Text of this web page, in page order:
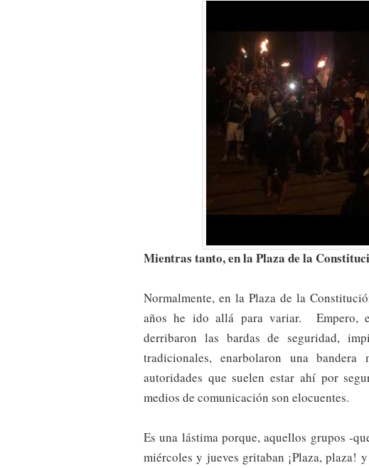
Mientras tanto, en la Plaza de la
Normalmente, en la Plaza de la
años he ido allá para variar. Empero,
derribaron las bardas de seguridad,
tradicionales, enarbolaron una
autoridades que suelen estar ahí por
medios de comunicación son elocuentes.
Es una lástima porque, aquellos grupos -
miércoles y jueves gritaban ¡Plaza, plaza!